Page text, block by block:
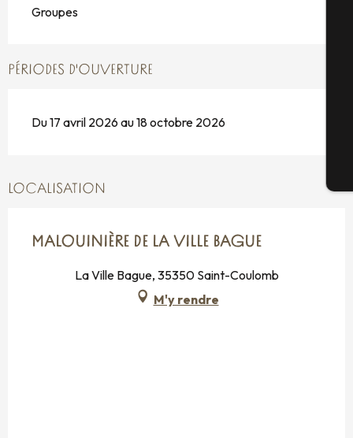
Groupes
PÉRIODES D'OUVERTURE
Du 17 avril 2026 au 18 octobre 2026
LOCALISATION
MALOUINIÈRE DE LA VILLE BAGUE
La Ville Bague, 35350 Saint-Coulomb
M'y rendre